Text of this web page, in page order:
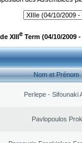
XIIIe Term (04/10/2009 -
Nom et Prénom
Perlepe - Sifounaki
Pavlopoulos